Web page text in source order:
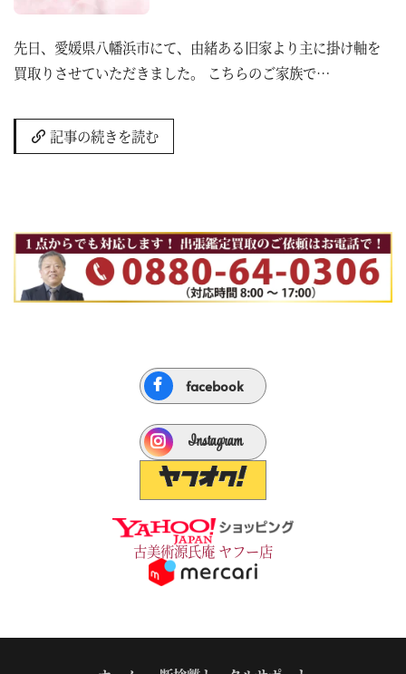
先日、愛媛県八幡浜市にて、由緒ある旧家より主に掛け軸を
買取りさせていただきました。 こちらのご家族で…
記事の続きを読む
facebook
Instagram
古美術源氏庵 ヤフー店